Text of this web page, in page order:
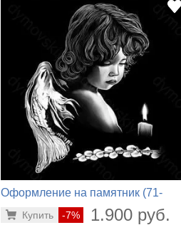
Оформление на памятник (71-
-7% 1.900 руб.
Купить